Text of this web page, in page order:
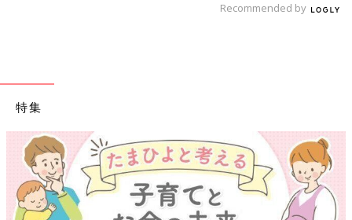
Recommended by
特集